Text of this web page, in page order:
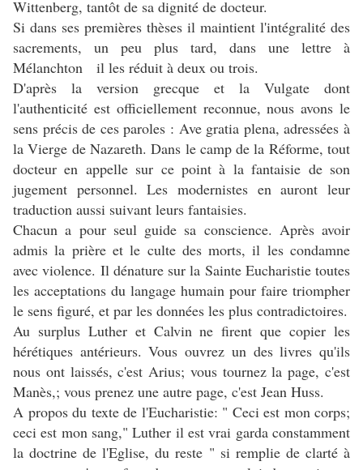
Wittenberg, tantôt de sa dignité de docteur.
Si dans ses premières thèses il maintient l'intégralité des
sacrements, un peu plus tard, dans une lettre à
Mélanchton il les réduit à deux ou trois.
D'après la version grecque et la Vulgate dont
l'authenticité est officiellement reconnue, nous avons le
sens précis de ces paroles : Ave gratia plena, adressées à
la Vierge de Nazareth. Dans le camp de la Réforme, tout
docteur en appelle sur ce point à la fantaisie de son
jugement personnel. Les modernistes en auront leur
traduction aussi suivant leurs fantaisies.
Chacun a pour seul guide sa conscience. Après avoir
admis la prière et le culte des morts, il les condamne
avec violence. Il dénature sur la Sainte Eucharistie toutes
les acceptations du langage humain pour faire triompher
le sens figuré, et par les données les plus contradictoires.
Au surplus Luther et Calvin ne firent que copier les
hérétiques antérieurs. Vous ouvrez un des livres qu'ils
nous ont laissés, c'est Arius; vous tournez la page, c'est
Manès,; vous prenez une autre page, c'est Jean Huss.
A propos du texte de l'Eucharistie: " Ceci est mon corps;
ceci est mon sang," Luther il est vrai garda constamment
la doctrine de l'Eglise, du reste " si remplie de clarté à